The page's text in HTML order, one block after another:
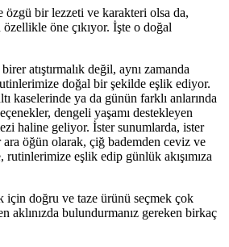
bir lezzeti ve karakteri olsa da,
özellikle öne çıkıyor. İşte o doğal
atıştırmalık değil, aynı zamanda
doğal bir şekilde eşlik ediyor.
kaselerinde ya da günün farklı anlarında
dengeli yaşamı destekleyen
haline geliyor. İster sunumlarda, ister
ara öğün olarak, çiğ bademden ceviz ve
rutinlerimize eşlik edip günlük akışımıza
için doğru ve taze ürünü seçmek çok
aklınızda bulundurmanız gereken birkaç